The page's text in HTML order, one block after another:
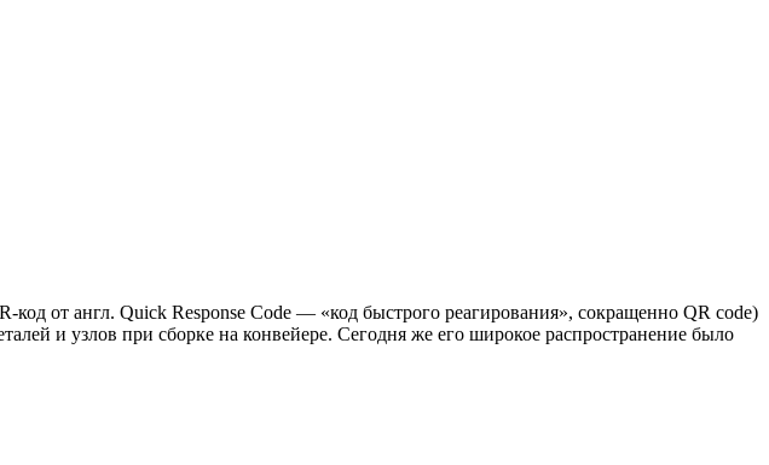
от англ. Quick Response Code — «код быстрого реагирования», сокращенно QR code)
и узлов при сборке на конвейере. Сегодня же его широкое распространение было